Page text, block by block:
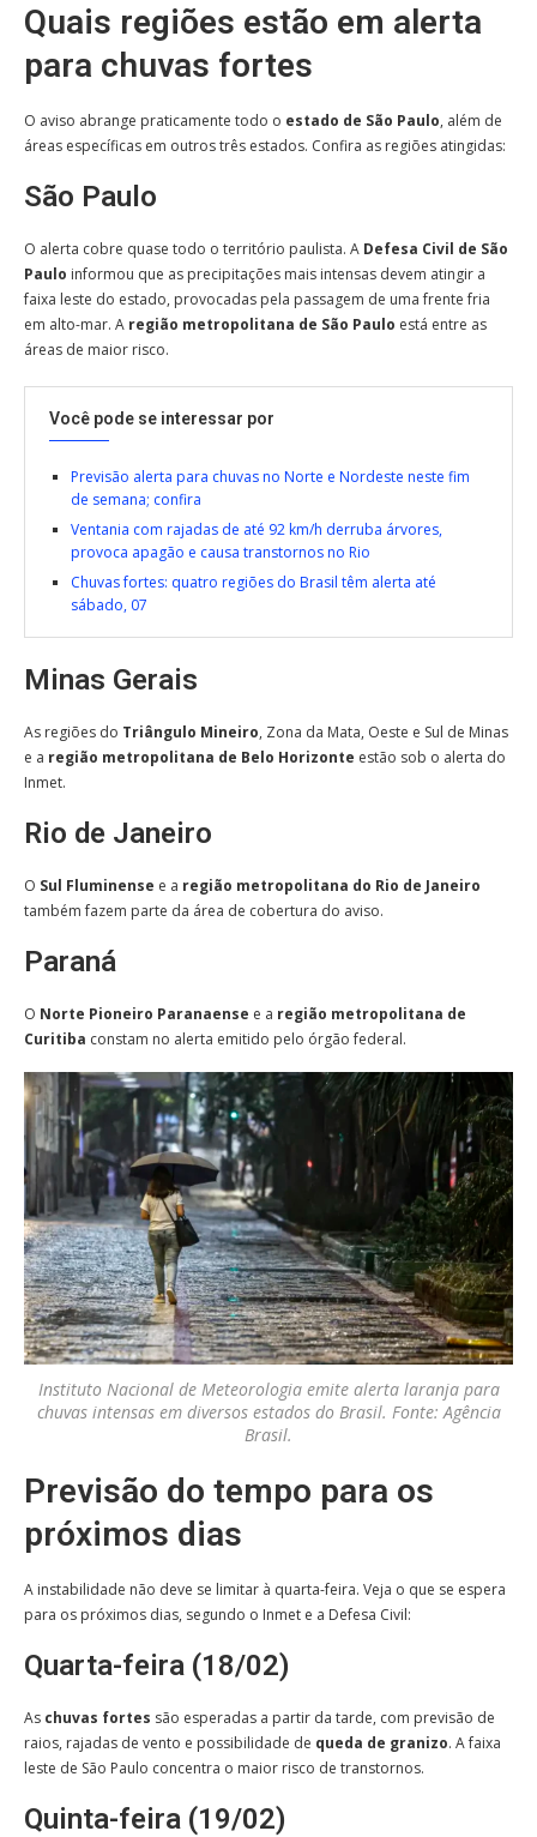
Quais regiões estão em alerta
para chuvas fortes
O aviso abrange praticamente todo o estado de São Paulo, além de
áreas específicas em outros três estados. Confira as regiões atingidas:
São Paulo
O alerta cobre quase todo o território paulista. A Defesa Civil de São
Paulo informou que as precipitações mais intensas devem atingir a
faixa leste do estado, provocadas pela passagem de uma frente fria
em alto-mar. A região metropolitana de São Paulo está entre as
áreas de maior risco.
Você pode se interessar por
Previsão alerta para chuvas no Norte e Nordeste neste fim
de semana; confira
Ventania com rajadas de até 92 km/h derruba árvores,
provoca apagão e causa transtornos no Rio
Chuvas fortes: quatro regiões do Brasil têm alerta até
sábado, 07
Minas Gerais
As regiões do Triângulo Mineiro, Zona da Mata, Oeste e Sul de Minas
e a região metropolitana de Belo Horizonte estão sob o alerta do
Inmet.
Rio de Janeiro
O Sul Fluminense e a região metropolitana do Rio de Janeiro
também fazem parte da área de cobertura do aviso.
Paraná
O Norte Pioneiro Paranaense e a região metropolitana de
Curitiba constam no alerta emitido pelo órgão federal.
Instituto Nacional de Meteorologia emite alerta laranja para
chuvas intensas em diversos estados do Brasil. Fonte: Agência
Brasil.
Previsão do tempo para os
próximos dias
A instabilidade não deve se limitar à quarta-feira. Veja o que se espera
para os próximos dias, segundo o Inmet e a Defesa Civil:
Quarta-feira (18/02)
As chuvas fortes são esperadas a partir da tarde, com previsão de
raios, rajadas de vento e possibilidade de queda de granizo. A faixa
leste de São Paulo concentra o maior risco de transtornos.
Quinta-feira (19/02)